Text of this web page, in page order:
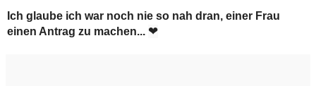
Ich glaube ich war noch nie so nah dran, einer Frau
einen Antrag zu machen... ❤